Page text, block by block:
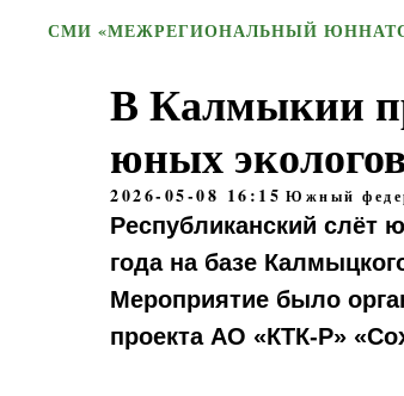
СМИ «МЕЖРЕГИОНАЛЬНЫЙ
В Калмыкии
юных
2026-05-08 16:15 Южный
Республиканский слёт
года на базе
Мероприятие было
проекта АО «КТК-Р»